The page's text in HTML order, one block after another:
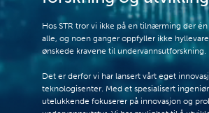
Hos STR tror vi ikke på en tilnærming der én
alle, og noen ganger oppfyller ikke
ønskede kravene til undervannsutforskning.
Det er derfor vi har lansert vårt eget
teknologisenter. Med et spesialisert
utelukkende fokuserer på innovasjon og